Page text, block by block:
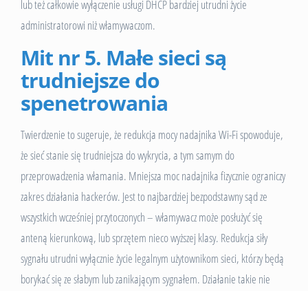
lub też całkowie wyłączenie usługi DHCP bardziej utrudni życie
administratorowi niż włamywaczom.
Mit nr 5. Małe sieci są
trudniejsze do
spenetrowania
Twierdzenie to sugeruje, że redukcja mocy nadajnika Wi-Fi spowoduje,
że sieć stanie się trudniejsza do wykrycia, a tym samym do
przeprowadzenia włamania. Mniejsza moc nadajnika fizycznie ograniczy
zakres działania hackerów. Jest to najbardziej bezpodstawny sąd ze
wszystkich wcześniej przytoczonych – włamywacz może posłużyć się
anteną kierunkową, lub sprzętem nieco wyższej klasy. Redukcja siły
sygnału utrudni wyłącznie życie legalnym użytownikom sieci, którzy będą
borykać się ze słabym lub zanikającym sygnałem. Działanie takie nie